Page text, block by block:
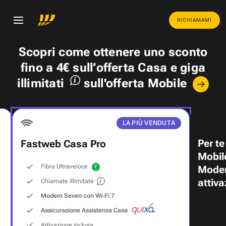
RICHIAMAMI
Scopri come ottenere uno sconto
fino a 4€ sull’offerta Casa egiga
illimitati
sull'offerta Mobile
LA PIÙ VENDUTA
Fastweb Casa Pro
Fibra Ultraveloce
Chiamate illimitate
Modem Seven con Wi‑Fi 7
Assicurazione Assistenza Casa
Per